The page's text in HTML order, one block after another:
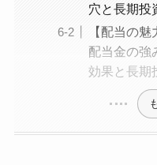
穴と長期投
【配当の
配当金の強
効果と長期